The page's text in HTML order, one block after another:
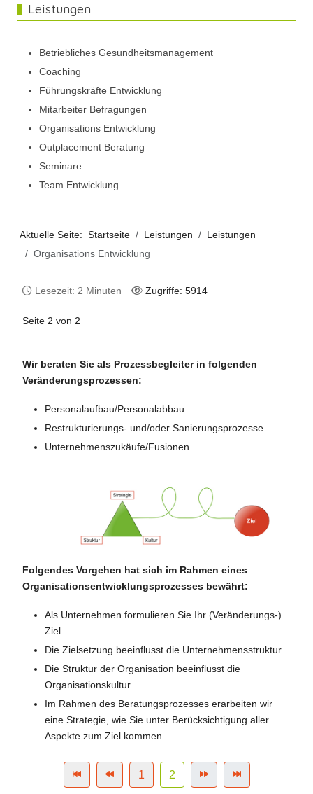
Leistungen
Betriebliches Gesundheitsmanagement
Coaching
Führungskräfte Entwicklung
Mitarbeiter Befragungen
Organisations Entwicklung
Outplacement Beratung
Seminare
Team Entwicklung
Aktuelle Seite:Startseite Leistungen
Leistungen
Organisations Entwicklung
Lesezeit: 2 Minuten Zugriffe: 5914
Seite 2 von 2
Wir beraten Sie als Prozessbegleiter in folgenden
Veränderungsprozessen:
Personalaufbau/Personalabbau
Restrukturierungs- und/oder Sanierungsprozesse
Unternehmenszukäufe/Fusionen
Folgendes Vorgehen hat sich im Rahmen eines
Organisationsentwicklungsprozesses bewährt:
Als Unternehmen formulieren Sie Ihr (Veränderungs-)
Ziel.
Die Zielsetzung beeinflusst die Unternehmensstruktur.
Die Struktur der Organisation beeinflusst die
Organisationskultur.
Im Rahmen des Beratungsprozesses erarbeiten wir
eine Strategie, wie Sie unter Berücksichtigung aller
Aspekte zum Ziel kommen.
1 2